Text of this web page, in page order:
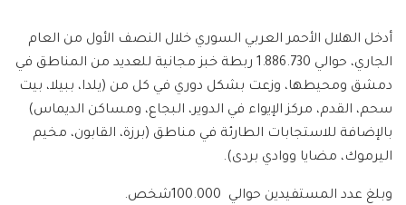
أدخل الهلال الأحمر العربي السوري خلال النصف الأول من العام
الجاري، حوالي 1.886.730 ربطة خبز مجانية للعديد من المناطق في
دمشق ومحيطها، وزعت بشكل دوري في كل من (يلدا، ببيلا، بيت
سحم، القدم، مركز الإيواء في الدوير، البجاع، ومساكن الديماس)
بالإضافة للاستجابات الطارئة في مناطق (برزة، القابون، مخيم
اليرموك، مضايا ووادي بردى).
وبلغ عدد المستفيدين حوالي 100.000شخص.